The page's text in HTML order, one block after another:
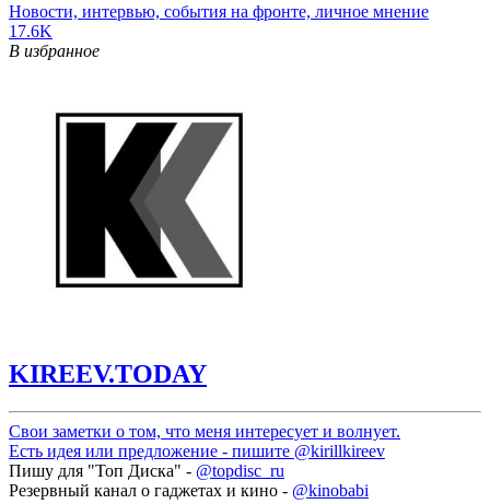
Новости, интервью, события на фронте, личное мнение
17.6K
В избранное
KIREEV.TODAY
Свои заметки о том, что меня интересует и волнует.
Есть идея или предложение - пишите @kirillkireev
Пишу для "Топ Диска" - @topdisc_ru
Резервный канал о гаджетах и кино - @kinobabi